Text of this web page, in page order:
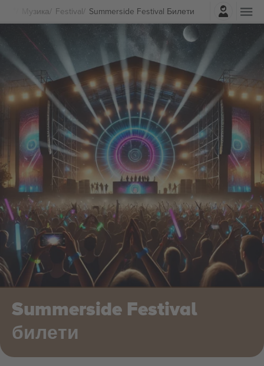
Музика Festival Summerside Festival Билети
Најави се
Summerside Festival
билети